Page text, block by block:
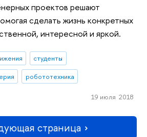
проектов решают
сделать жизнь конкретных
интересной и яркой.
студенты
робототехника
19 июля 2018
страница